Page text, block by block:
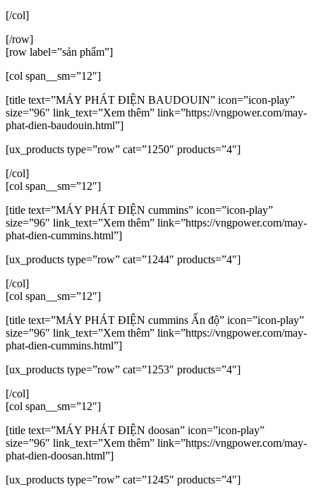
[/col]
[/row]
[row label=”sản phẩm”]
[col span__sm=”12″]
[title text=”MÁY PHÁT ĐIỆN BAUDOUIN” icon=”icon-play”
size=”96″ link_text=”Xem thêm” link=”https://vngpower.com/may-
phat-dien-baudouin.html”]
[ux_products type=”row” cat=”1250″ products=”4″]
[/col]
[col span__sm=”12″]
[title text=”MÁY PHÁT ĐIỆN cummins” icon=”icon-play”
size=”96″ link_text=”Xem thêm” link=”https://vngpower.com/may-
phat-dien-cummins.html”]
[ux_products type=”row” cat=”1244″ products=”4″]
[/col]
[col span__sm=”12″]
[title text=”MÁY PHÁT ĐIỆN cummins Ấn độ” icon=”icon-play”
size=”96″ link_text=”Xem thêm” link=”https://vngpower.com/may-
phat-dien-cummins.html”]
[ux_products type=”row” cat=”1253″ products=”4″]
[/col]
[col span__sm=”12″]
[title text=”MÁY PHÁT ĐIỆN doosan” icon=”icon-play”
size=”96″ link_text=”Xem thêm” link=”https://vngpower.com/may-
phat-dien-doosan.html”]
[ux_products type=”row” cat=”1245″ products=”4″]